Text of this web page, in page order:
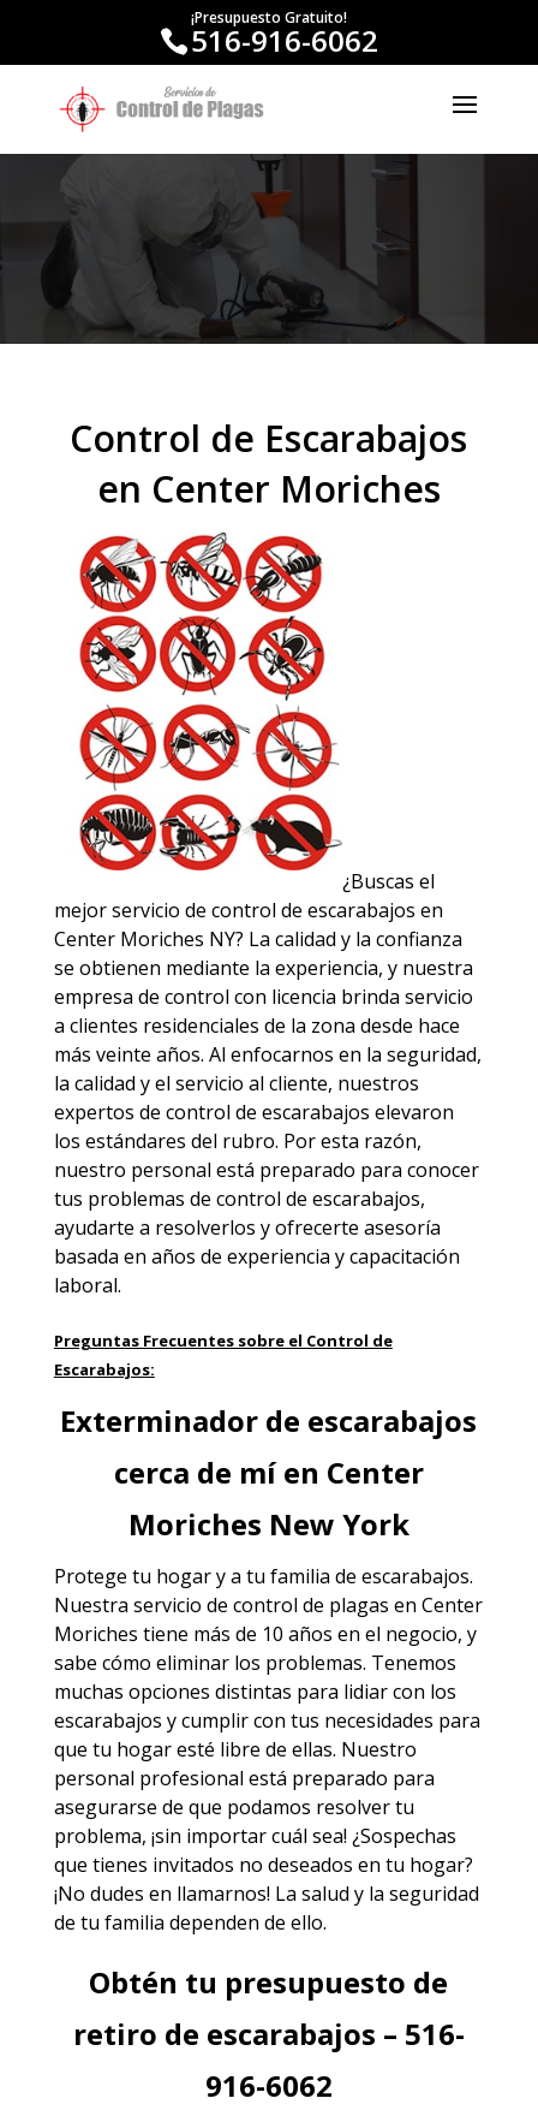
¡Presupuesto Gratuito!
516-916-6062
Control de Escarabajos
en Center Moriches
¿Buscas el
mejor servicio de control de escarabajos en
Center Moriches NY? La calidad y la confianza
se obtienen mediante la experiencia, y nuestra
empresa de control con licencia brinda servicio
a clientes residenciales de la zona desde hace
más veinte años. Al enfocarnos en la seguridad,
la calidad y el servicio al cliente, nuestros
expertos de control de escarabajos elevaron
los estándares del rubro. Por esta razón,
nuestro personal está preparado para conocer
tus problemas de control de escarabajos,
ayudarte a resolverlos y ofrecerte asesoría
basada en años de experiencia y capacitación
laboral.
Preguntas Frecuentes sobre el Control de
Escarabajos:
Exterminador de escarabajos
cerca de mí en Center
Moriches New York
Protege tu hogar y a tu familia de escarabajos.
Nuestra servicio de control de plagas en Center
Moriches tiene más de 10 años en el negocio, y
sabe cómo eliminar los problemas. Tenemos
muchas opciones distintas para lidiar con los
escarabajos y cumplir con tus necesidades para
que tu hogar esté libre de ellas. Nuestro
personal profesional está preparado para
asegurarse de que podamos resolver tu
problema, ¡sin importar cuál sea! ¿Sospechas
que tienes invitados no deseados en tu hogar?
¡No dudes en llamarnos! La salud y la seguridad
de tu familia dependen de ello.
Obtén tu presupuesto de
retiro de escarabajos – 516-
916-6062